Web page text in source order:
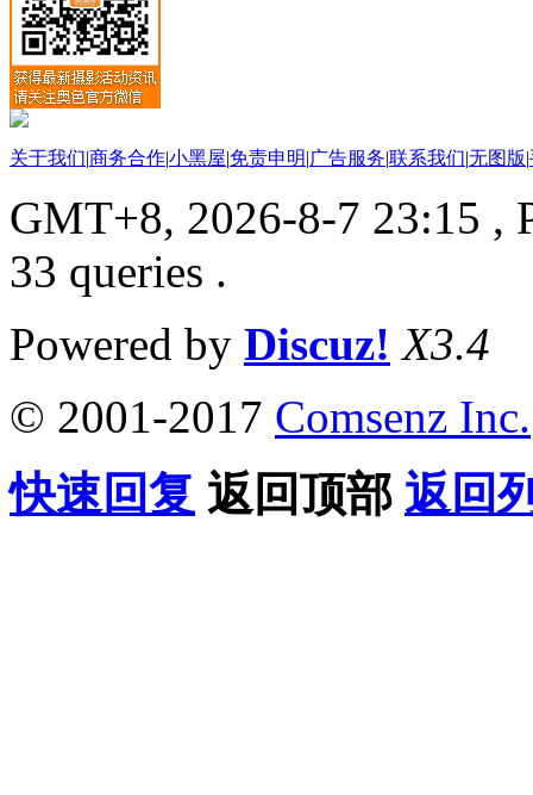
关于我们|商务合作|小黑屋|免责申明|广告服务|联系我们|无图版|
GMT+8, 2026-8-7 23:15 ,
33 queries .
Powered by Discuz! X3.4
© 2001-2017 Comsenz Inc.
快速回复 返回顶部 返回